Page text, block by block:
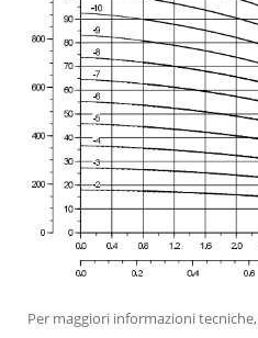
Per maggiori informazioni tecniche,